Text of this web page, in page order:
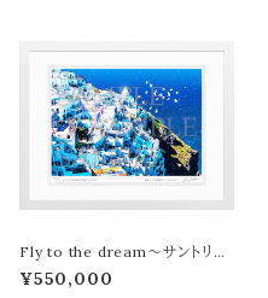
Fly to the dream～サントリー
ニの夏 LEON TERASHIMA
版画作品77作限定（オンライン限
¥550,000